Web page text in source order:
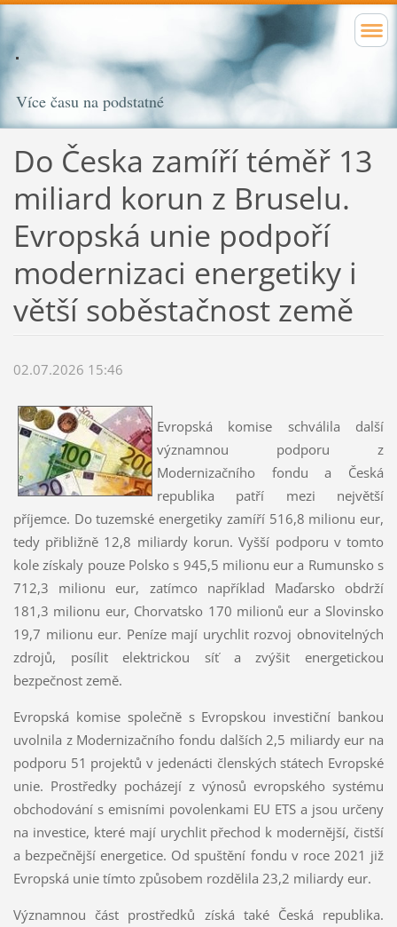
Více času na podstatné
Do Česka zamíří téměř 13
miliard korun z Bruselu.
Evropská unie podpoří
modernizaci energetiky i
větší soběstačnost země
02.07.2026 15:46
Evropská komise schválila další
významnou podporu z
Modernizačního fondu a Česká
republika patří mezi největší
příjemce. Do tuzemské energetiky zamíří 516,8 milionu eur,
tedy přibližně 12,8 miliardy korun. Vyšší podporu v tomto
kole získaly pouze Polsko s 945,5 milionu eur a Rumunsko s
712,3 milionu eur, zatímco například Maďarsko obdrží
181,3 milionu eur, Chorvatsko 170 milionů eur a Slovinsko
19,7 milionu eur. Peníze mají urychlit rozvoj obnovitelných
zdrojů, posílit elektrickou síť a zvýšit energetickou
bezpečnost země.
Evropská komise společně s Evropskou investiční bankou
uvolnila z Modernizačního fondu dalších 2,5 miliardy eur na
podporu 51 projektů v jedenácti členských státech Evropské
unie. Prostředky pocházejí z výnosů evropského systému
obchodování s emisními povolenkami EU ETS a jsou určeny
na investice, které mají urychlit přechod k modernější, čistší
a bezpečnější energetice. Od spuštění fondu v roce 2021 již
Evropská unie tímto způsobem rozdělila 23,2 miliardy eur.
Významnou část prostředků získá také Česká republika.